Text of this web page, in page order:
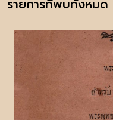
รายการที่พบทั้งหมด